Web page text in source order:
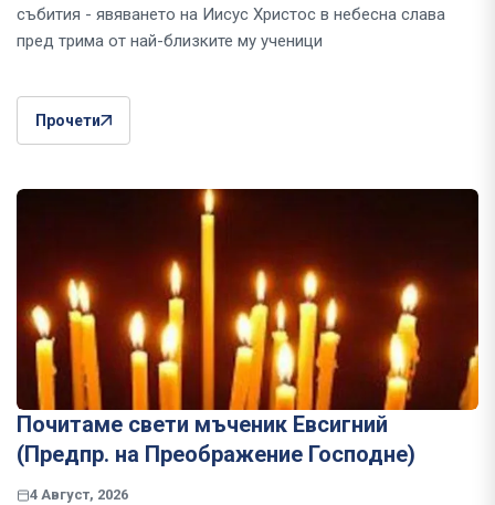
събития - явяването на Иисус Христос в небесна слава
пред трима от най-близките му ученици
Прочети
Почитаме свети мъченик Евсигний
(Предпр. на Преображение Господне)
4 Август, 2026